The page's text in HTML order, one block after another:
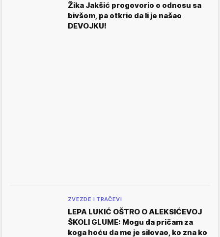
Žika Jakšić progovorio o odnosu sa
bivšom, pa otkrio da li je našao
DEVOJKU!
ZVEZDE I TRAČEVI
LEPA LUKIĆ OŠTRO O ALEKSIĆEVOJ
ŠKOLI GLUME: Mogu da pričam za
koga hoću da me je silovao, ko zna ko